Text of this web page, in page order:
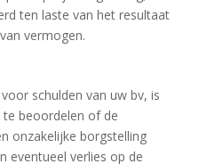
ten laste van het resultaat
vermogen.
schulden van uw bv, is
beoordelen of de
onzakelijke borgstelling
eventueel verlies op de